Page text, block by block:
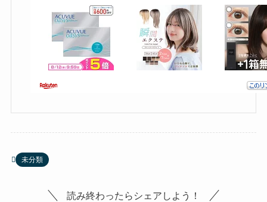
未分類
読み終わったらシェアしよう！